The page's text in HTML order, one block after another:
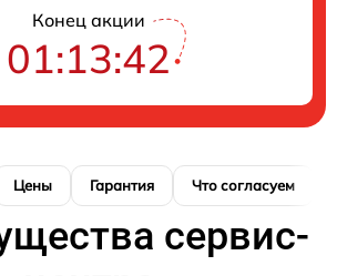
Конец акции
01:13:40
Цены Гарантия Что согласуем
сервис-